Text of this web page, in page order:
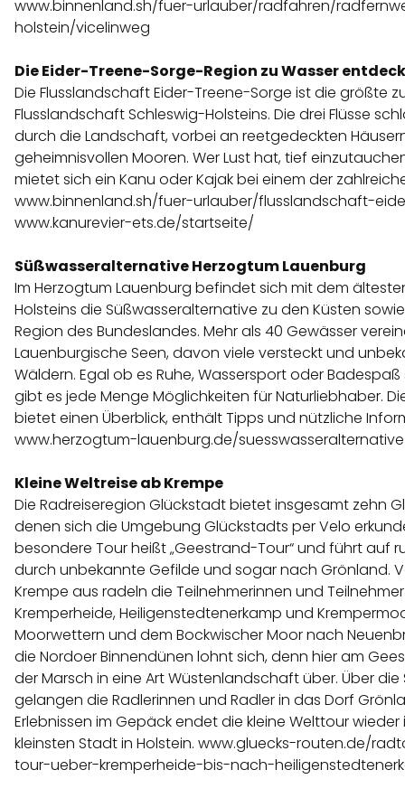
www.binnenland.sh/fuer-urlauber/radfahren/
holstein/vicelinweg
Die Eider-Treene-Sorge-Region zu Wasser
Die Flusslandschaft Eider-Treene-Sorge ist die größte
Flusslandschaft Schleswig-Holsteins. Die drei Flüsse
durch die Landschaft, vorbei an reetgedeckten
geheimnisvollen Mooren. Wer Lust hat, tief
mietet sich ein Kanu oder Kajak bei einem der
www.binnenland.sh/fuer-urlauber/flusslandschaft-
www.kanurevier-ets.de/startseite/
Süßwasseralternative Herzogtum Lauenburg
Im Herzogtum Lauenburg befindet sich mit dem
Holsteins die Süßwasseralternative zu den Küsten
Region des Bundeslandes. Mehr als 40 Gewässer
Lauenburgische Seen, davon viele versteckt und
Wäldern. Egal ob es Ruhe, Wassersport oder Badespaß
gibt es jede Menge Möglichkeiten für Naturliebhaber.
bietet einen Überblick, enthält Tipps und nützliche
www.herzogtum-lauenburg.de/suesswasseralternative
Kleine Weltreise ab Krempe
Die Radreiseregion Glückstadt bietet insgesamt zehn
denen sich die Umgebung Glückstadts per Velo
besondere Tour heißt „Geestrand-Tour“ und führt auf
durch unbekannte Gefilde und sogar nach Grönland.
Krempe aus radeln die Teilnehmerinnen und
Kremperheide, Heiligenstedtenerkamp und
Moorwettern und dem Bockwischer Moor nach
die Nordoer Binnendünen lohnt sich, denn hier am
der Marsch in eine Art Wüstenlandschaft über. Über die
gelangen die Radlerinnen und Radler in das Dorf
Erlebnissen im Gepäck endet die kleine Welttour wieder
kleinsten Stadt in Holstein. www.gluecks-routen.de/
tour-ueber-kremperheide-bis-nach-